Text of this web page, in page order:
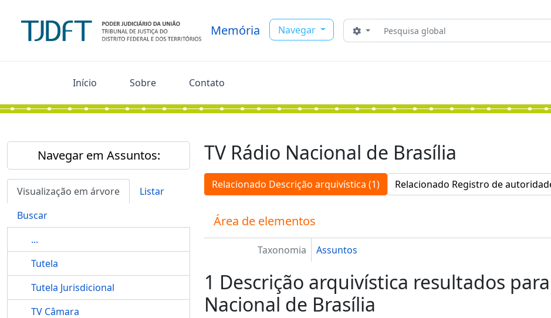
Memória Navegar Buscar
Opções de busca
Início Sobre Contato
Navegar em Assuntos:
Visualização em árvore
Listar
Buscar
...
Tutela
Tutela Jurisdicional
TV Câmara
TV Rádio Nacional de Brasília
Relacionado Descrição arquivística (1) Relacionado Registro de
Área de elementos
Taxonomia Assuntos
1 Descrição arquivística resultados
Nacional de Brasília